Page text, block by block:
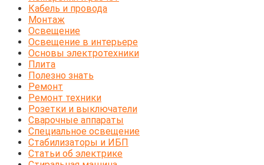
Кабель и провода
Монтаж
Освещение
Освещение в интерьере
Основы электротехники
Плита
Полезно знать
Ремонт
Ремонт техники
Розетки и выключатели
Сварочные аппараты
Специальное освещение
Стабилизаторы и ИБП
Статьи об электрике